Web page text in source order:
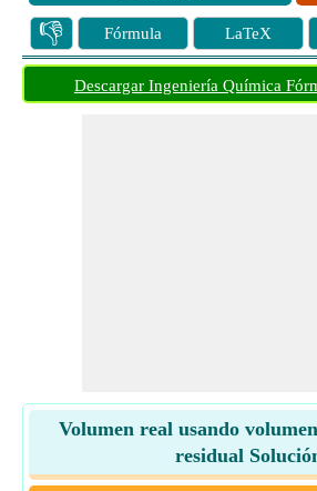
👎 Fórmula LaTeX
Descargar Ingeniería Química
Volumen real usando
residual